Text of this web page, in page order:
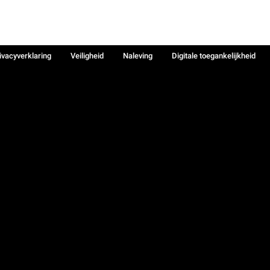
Veiligheid Naleving
Digitale toegankelijkheid